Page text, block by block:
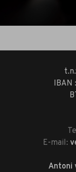
IBAN
E-mail:
Antoni